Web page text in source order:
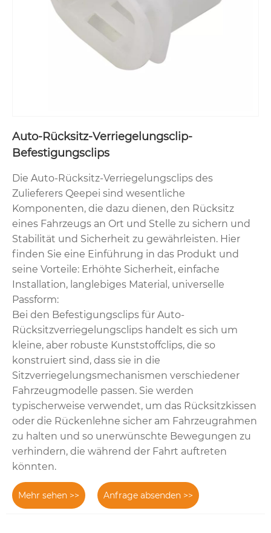
Auto-Rücksitz-Verriegelungsclip-
Befestigungsclips
Die Auto-Rücksitz-Verriegelungsclips des
Zulieferers Qeepei sind wesentliche
Komponenten, die dazu dienen, den Rücksitz
eines Fahrzeugs an Ort und Stelle zu sichern und
Stabilität und Sicherheit zu gewährleisten. Hier
finden Sie eine Einführung in das Produkt und
seine Vorteile: Erhöhte Sicherheit, einfache
Installation, langlebiges Material, universelle
Passform:
Bei den Befestigungsclips für Auto-
Rücksitzverriegelungsclips handelt es sich um
kleine, aber robuste Kunststoffclips, die so
konstruiert sind, dass sie in die
Sitzverriegelungsmechanismen verschiedener
Fahrzeugmodelle passen. Sie werden
typischerweise verwendet, um das Rücksitzkissen
oder die Rückenlehne sicher am Fahrzeugrahmen
zu halten und so unerwünschte Bewegungen zu
verhindern, die während der Fahrt auftreten
könnten.
Mehr sehen >> Anfrage absenden >>